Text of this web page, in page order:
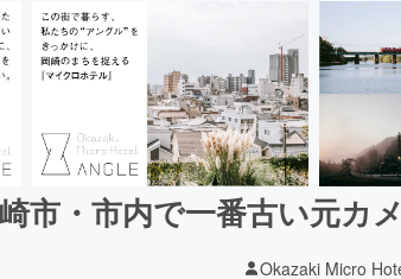
市・市内で一番古い元カ
Okazaki Micro